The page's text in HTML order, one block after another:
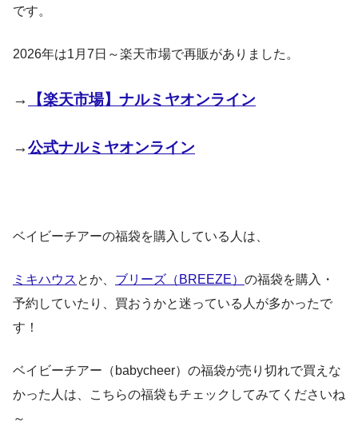
です。
2026年は1月7日～楽天市場で再販がありました。
→ 【楽天市場】ナルミヤオンライン
→公式ナルミヤオンライン
ベイビーチアーの福袋を購入している人は、
ミキハウス とか、 ブリーズ（BREEZE） の福袋を購入・
予約していたり、買おうかと迷っている人が多かったで
す！
ベイビーチアー（babycheer）の福袋が売り切れで買えな
かった人は、こちらの福袋もチェックしてみてくださいね
～